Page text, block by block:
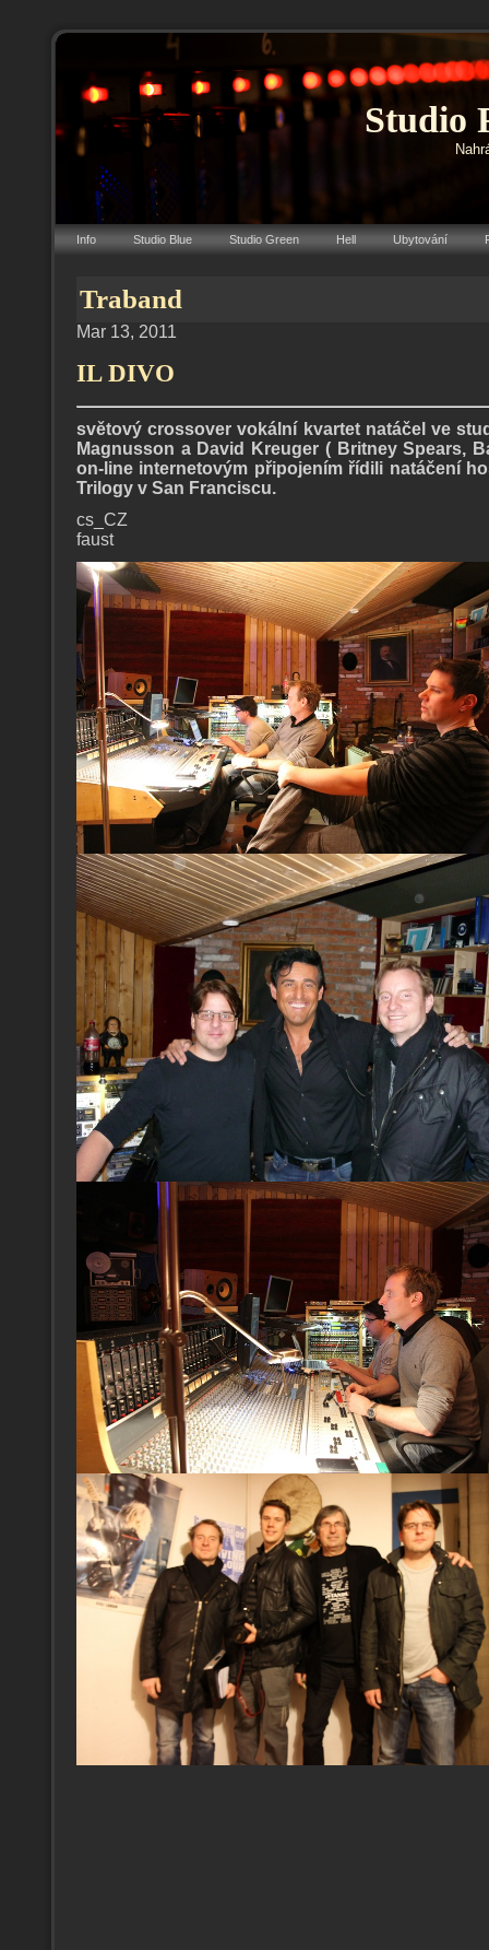
Studio
Info Studio Blue Studio Green Hell Ubytování
Traband
Mar 13, 2011
IL DIVO
světový crossover vokální kvartet natáčel ve
Magnusson a David Kreuger ( Britney Spears,
on-line internetovým připojením řídili natáčení
Trilogy v San Franciscu.
cs_CZ
faust